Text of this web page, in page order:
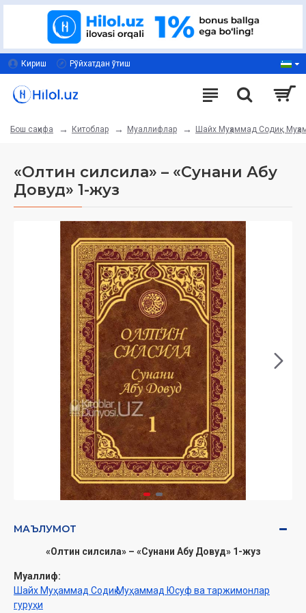
Кириш Рўйхатдан ўтиш
Бош саҳифа Китоблар Муаллифлар Шайх Муҳаммад Содиқ
«Олтин силсила» – «Сунани Абу
Довуд» 1-жуз
МАЪЛУМОТ
«Олтин силсила» – «Сунани Абу Довуд» 1-жуз
Муаллиф:
Шайх Муҳаммад Содиқ Муҳаммад Юсуф ва таржимонлар
гуруҳи